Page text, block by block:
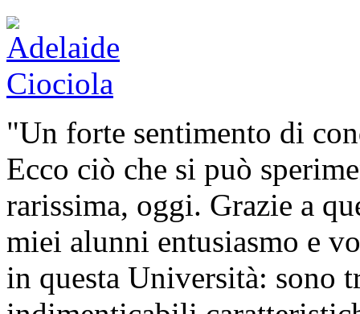
"Un forte sentimento di
Ecco ciò che si può
rarissima, oggi. Grazie a
miei alunni entusiasmo e
in questa Università: sono